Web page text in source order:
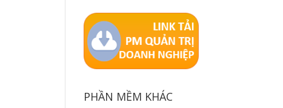
PHẦN MỀM KHÁC